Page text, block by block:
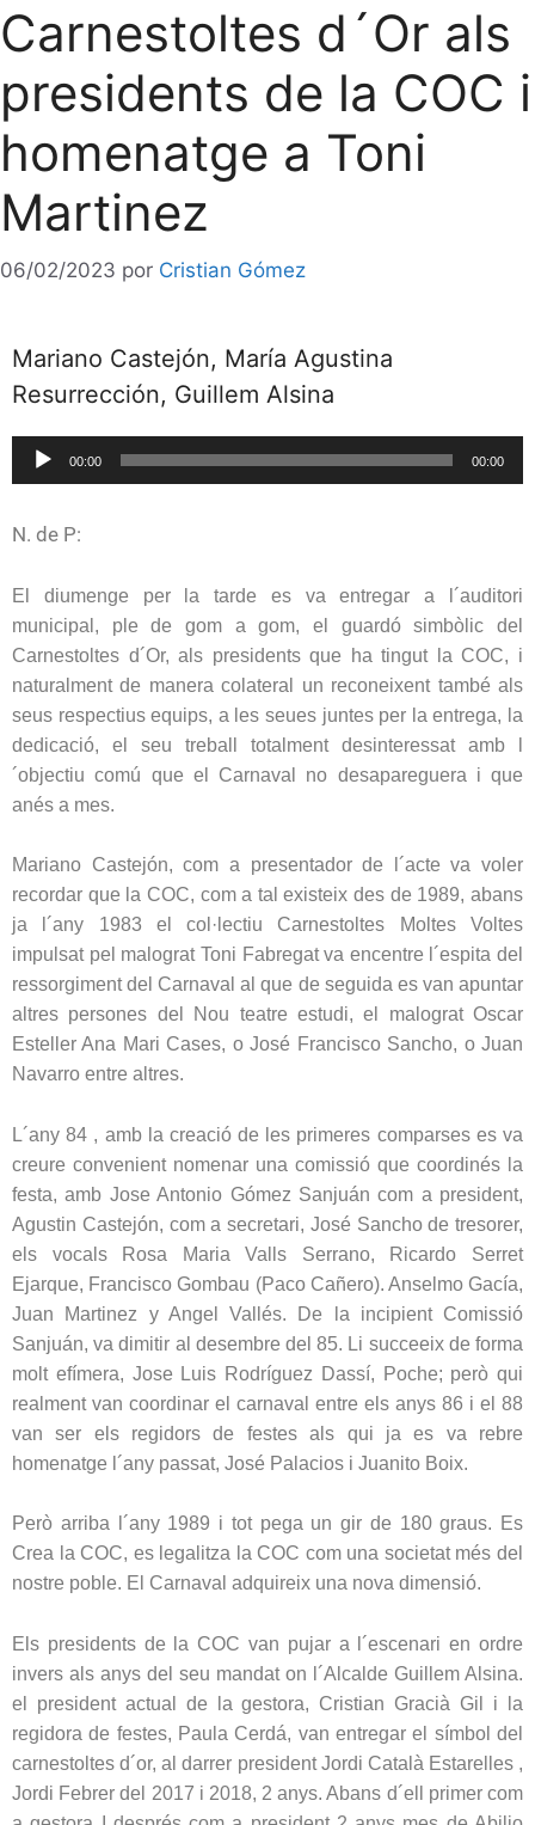
Carnestoltes d´Or als
presidents de la COC i
homenatge a Toni
Martinez
06/02/2023 por Cristian Gómez
Mariano Castejón, María Agustina
Resurrección, Guillem Alsina
Reproductor
de
00:00 00:00
N. de P:
El diumenge per la tarde es va entregar a l´auditori
municipal, ple de gom a gom, el guardó simbòlic del
Carnestoltes d´Or, als presidents que ha tingut la COC, i
naturalment de manera colateral un reconeixent també als
seus respectius equips, a les seues juntes per la entrega, la
dedicació, el seu treball totalment desinteressat amb l
´objectiu comú que el Carnaval no desapareguera i que
anés a mes.
Mariano Castejón, com a presentador de l´acte va voler
recordar que la COC, com a tal existeix des de 1989, abans
ja l´any 1983 el col·lectiu Carnestoltes Moltes Voltes
impulsat pel malograt Toni Fabregat va encentre l´espita del
ressorgiment del Carnaval al que de seguida es van apuntar
altres persones del Nou teatre estudi, el malograt Oscar
Esteller Ana Mari Cases, o José Francisco Sancho, o Juan
Navarro entre altres.
L´any 84 , amb la creació de les primeres comparses es va
creure convenient nomenar una comissió que coordinés la
festa, amb Jose Antonio Gómez Sanjuán com a president,
Agustin Castejón, com a secretari, José Sancho de tresorer,
els vocals Rosa Maria Valls Serrano, Ricardo Serret
Ejarque, Francisco Gombau (Paco Cañero). Anselmo Gacía,
Juan Martinez y Angel Vallés. De la incipient Comissió
Sanjuán, va dimitir al desembre del 85. Li succeeix de forma
molt efímera, Jose Luis Rodríguez Dassí, Poche; però qui
realment van coordinar el carnaval entre els anys 86 i el 88
van ser els regidors de festes als qui ja es va rebre
homenatge l´any passat, José Palacios i Juanito Boix.
Però arriba l´any 1989 i tot pega un gir de 180 graus. Es
Crea la COC, es legalitza la COC com una societat més del
nostre poble. El Carnaval adquireix una nova dimensió.
Els presidents de la COC van pujar a l´escenari en ordre
invers als anys del seu mandat on l´Alcalde Guillem Alsina.
el president actual de la gestora, Cristian Gracià Gil i la
regidora de festes, Paula Cerdá, van entregar el símbol del
carnestoltes d´or, al darrer president Jordi Català Estarelles ,
Jordi Febrer del 2017 i 2018, 2 anys. Abans d´ell primer com